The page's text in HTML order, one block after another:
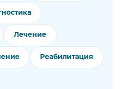
Лечение
Реабилитация